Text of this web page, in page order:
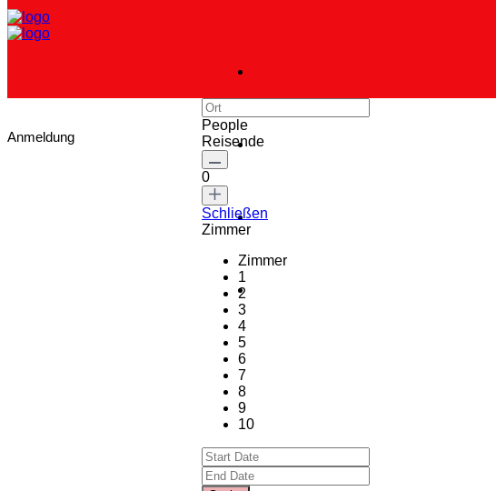
Anmeldung
People
Reisende
0
Schließen
Zimmer
Zimmer
1
2
3
4
5
6
7
8
9
10